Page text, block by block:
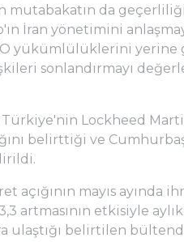
mutabakatın da
İran yönetimini
yükümlülüklerini
sonlandırmayı
Türkiye'nin Lockheed
belirttiği ve
açığının mayıs ayında
artmasının etkisiyle
ulaştığı belirtilen